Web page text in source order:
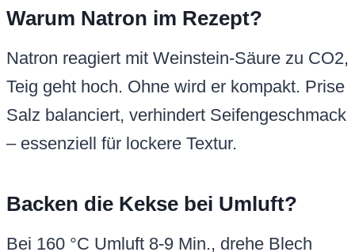
Warum Natron im Rezept?
Natron reagiert mit Weinstein-Säure zu CO2,
Teig geht hoch. Ohne wird er kompakt. Prise
Salz balanciert, verhindert Seifengeschmack
– essenziell für lockere Textur.
Backen die Kekse bei Umluft?
Bei 160 °C Umluft 8-9 Min., drehe Blech